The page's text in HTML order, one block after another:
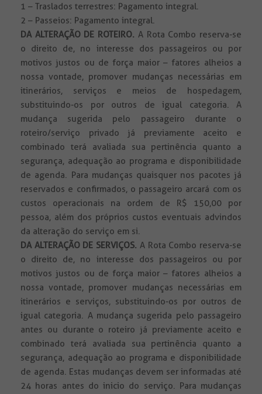
1 – Traslados terrestres: Pagamento integral.
2 – Passeios: Pagamento integral.
DA ALTERAÇÃO DE ROTEIRO. A Rota Combo reserva-se
o direito de, no interesse dos passageiros ou por
motivos justos ou de força maior – fatores alheios a
nossa vontade, promover mudanças necessárias em
itinerários, serviços e meios de hospedagem,
substituindo-os por outros de igual categoria. A
mudança sugerida pelo passageiro durante o
roteiro/serviço privado já previamente aceito e
combinado terá avaliada sua pertinência quanto a
segurança, adequação ao programa e disponibilidade
de agenda. Para mudanças quaisquer nos pacotes já
reservados e confirmados, o passageiro arcará com os
custos operacionais na ordem de R$ 150,00 por
pessoa, além dos próprios custos eventuais advindos
da alteração do serviço em si.
DA ALTERAÇÃO DE SERVIÇOS. A Rota Combo reserva-se
o direito de, no interesse dos passageiros ou por
motivos justos ou de força maior – fatores alheios a
nossa vontade, promover mudanças necessárias em
itinerários e serviços, substituindo-os por outros de
igual categoria. A mudança sugerida pelo passageiro
antes ou durante o roteiro já previamente aceito e
combinado terá avaliada sua pertinência quanto a
segurança, adequação ao programa e disponibilidade
de agenda. Estas mudanças devem ser informadas até
24 horas antes do inicio do serviço. Para mudanças